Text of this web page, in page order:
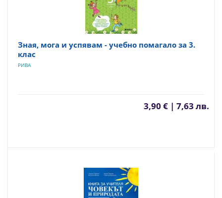
Зная, мога и успявам - учебно помагало за 3.
клас
РИВА
3,90 € | 7,63 лв.